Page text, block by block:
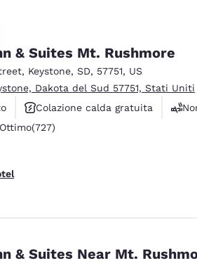
& Suites Mt. Rushmore
, Keystone, SD, 57751, US
Dakota del Sud 57751, Stati Uniti
Colazione calda gratuita
stelle. Ottimo. 727 recensioni
Ottimo(727)
& Suites Near Mt.